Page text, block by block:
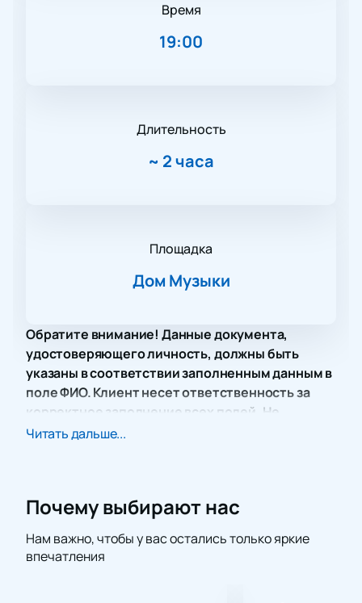
Время
19:00
Длительность
~ 2 часа
Площадка
Дом Музыки
Обратите внимание! Данные документа,
удостоверяющего личность, должны быть
указаны в соответствии заполненным данным в
поле ФИО. Клиент несет ответственность за
корректное заполнение всех полей. Не
забудьте взять документ с собой!
любителей джаза и киноискусства. Известная
Мерабова выступит в сопровождении оркестра,
создающего уникальную атмосферу, насыщенную
Читать дальше...
Почему выбирают нас
Нам важно, чтобы у вас остались только яркие
впечатления